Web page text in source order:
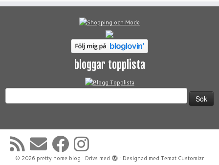
bloggar topplista
efter:
· © 2026 pretty home blog · Drivs med · Designad med Temat Customizr·